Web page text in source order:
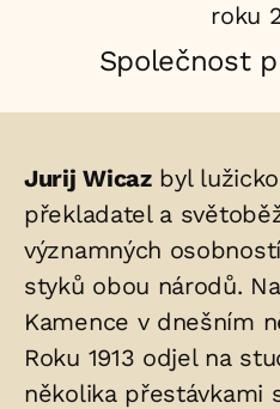
roku
Společnost
Životopis
osoby/osob
uložených
v
hrobu:
Jurij Wicazbyl
překladatel a
významných
styků obou národů.
Kamence v dnešním
Roku 1913 odjel na
několika přestávkami